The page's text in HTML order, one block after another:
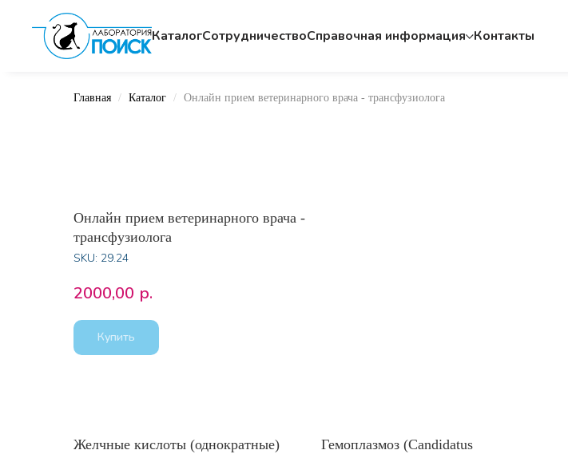
КаталогСотрудничествоCправочная информация Контакты
Главная Каталог Онлайн прием ветеринарного врача - трансфузиолога
Онлайн прием ветеринарного врача -
трансфузиолога
SKU: 29.24
2000,00 р.
Купить
Желчные кислоты (однократные)
Гемоплазмоз (Сandidatus